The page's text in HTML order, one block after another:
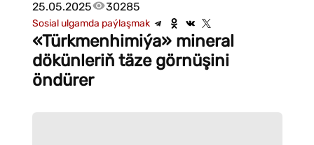
25.05.2025 30285
Sosial ulgamda paýlaşmak
«Türkmenhimiýa» mineral
dökünleriň täze görnüşini
öndürer